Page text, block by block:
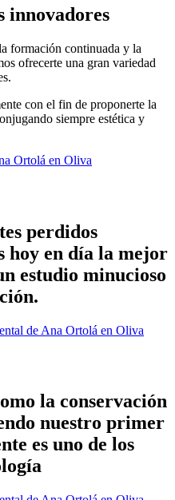
innovadores
formación continuada y la
ofrecerte una gran variedad
con el fin de proponerte la
siempre estética y
perdidos
hoy en día la mejor
estudio minucioso
la conservación
nuestro primer
es uno de los